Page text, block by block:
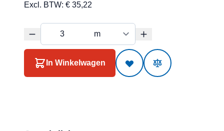
Excl. BTW: € 35,22
In Winkelwagen